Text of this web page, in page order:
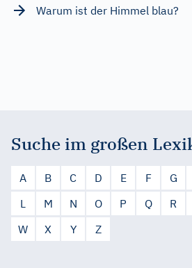
Warum ist der Himmel blau?
Suche im großen
A B C D E F G
L
M N O P Q R
W
X Y Z